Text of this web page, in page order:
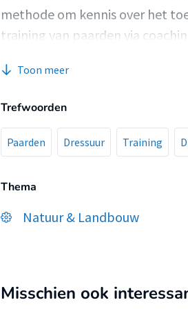
methode om kennis over het
training van paarden via
paard tijdens dressuurmatige
Toon meer
Trefwoorden
Paarden Dressuur Training
Thema
Natuur & Landbouw
Misschien ook